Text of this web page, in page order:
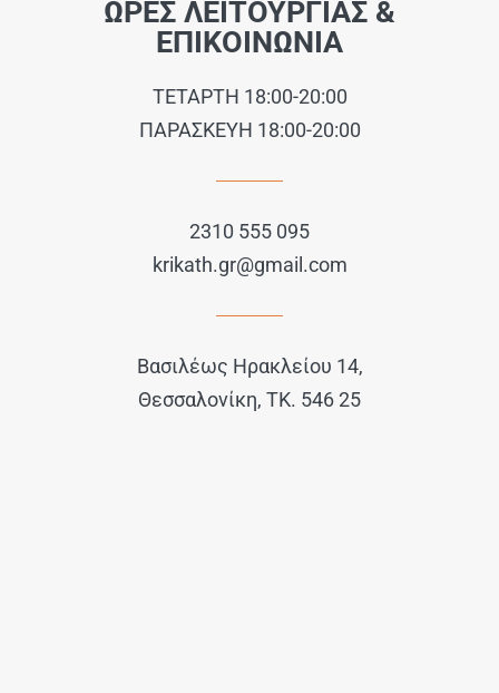
ΩΡΕΣ ΛΕΙΤΟΥΡΓΙΑΣ &
ΕΠΙΚΟΙΝΩΝΙΑ
ΤΕΤΑΡΤΗ 18:00-20:00
ΠΑΡΑΣΚΕΥΗ 18:00-20:00
2310 555 095
krikath.gr@gmail.com
Βασιλέως Ηρακλείου 14,
Θεσσαλονίκη, ΤΚ. 546 25